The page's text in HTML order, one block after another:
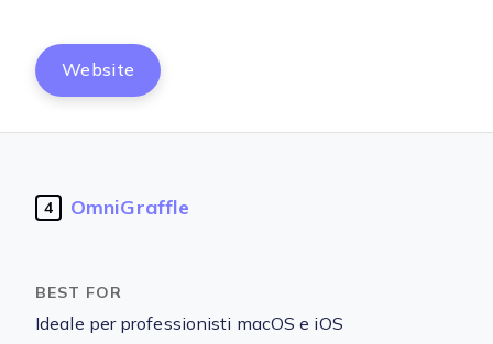
Website
4 OmniGraffle
Ideale per professionisti macOS e iOS